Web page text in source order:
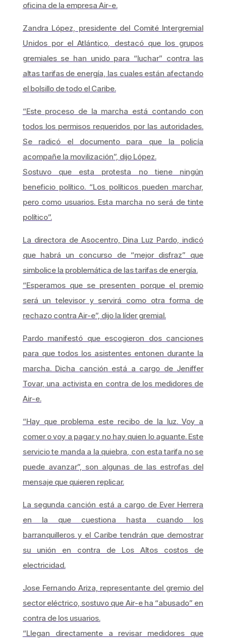
oficina de la empresa Air-e.
Zandra López, presidente del Comité Intergremial
Unidos por el Atlántico, destacó que los grupos
gremiales se han unido para “luchar” contra las
altas tarifas de energía, las cuales están afectando
el bolsillo de todo el Caribe.
“Este proceso de la marcha está contando con
todos los permisos requeridos por las autoridades.
Se radicó el documento para que la policía
acompañe la movilización”, dijo López.
Sostuvo que esta protesta no tiene ningún
beneficio político. “Los políticos pueden marchar,
pero como usuarios. Esta marcha no será de tinte
político”.
La directora de Asocentro, Dina Luz Pardo, indicó
que habrá un concurso de “mejor disfraz” que
simbolice la problemática de las tarifas de energía.
“Esperamos que se presenten porque el premio
será un televisor y servirá como otra forma de
rechazo contra Air-e”, dijo la líder gremial.
Pardo manifestó que escogieron dos canciones
para que todos los asistentes entonen durante la
marcha. Dicha canción está a cargo de Jeniffer
Tovar, una activista en contra de los medidores de
Air-e.
“Hay que problema este recibo de la luz. Voy a
comer o voy a pagar y no hay quien lo aguante. Este
servicio te manda a la quiebra, con esta tarifa no se
puede avanzar”, son algunas de las estrofas del
mensaje que quieren replicar.
La segunda canción está a cargo de Ever Herrera
en la que cuestiona hasta cuando los
barranquilleros y el Caribe tendrán que demostrar
su unión en contra de Los Altos costos de
electricidad.
Jose Fernando Ariza, representante del gremio del
sector eléctrico, sostuvo que Air-e ha “abusado” en
contra de los usuarios.
“Llegan directamente a revisar medidores que